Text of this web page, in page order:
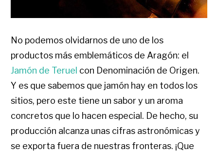
No podemos olvidarnos de uno de los
productos más emblemáticos de Aragón: el
Jamón de Teruel con Denominación de Origen.
Y es que sabemos que jamón hay en todos los
sitios, pero este tiene un sabor y un aroma
concretos que lo hacen especial. De hecho, su
producción alcanza unas cifras astronómicas y
se exporta fuera de nuestras fronteras. ¡Que